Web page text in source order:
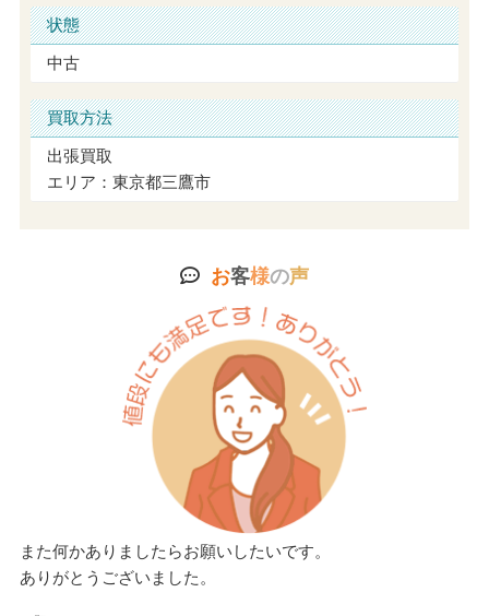
状態
中古
買取方法
出張買取
エリア：東京都三鷹市
お客様の声
また何かありましたらお願いしたいです。
ありがとうございました。